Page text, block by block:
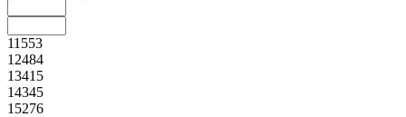
11553
12484
13415
14345
15276